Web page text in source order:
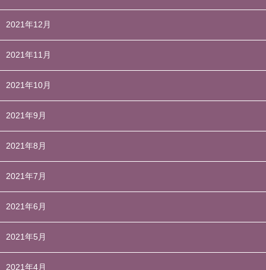
2021年12月
2021年11月
2021年10月
2021年9月
2021年8月
2021年7月
2021年6月
2021年5月
2021年4月